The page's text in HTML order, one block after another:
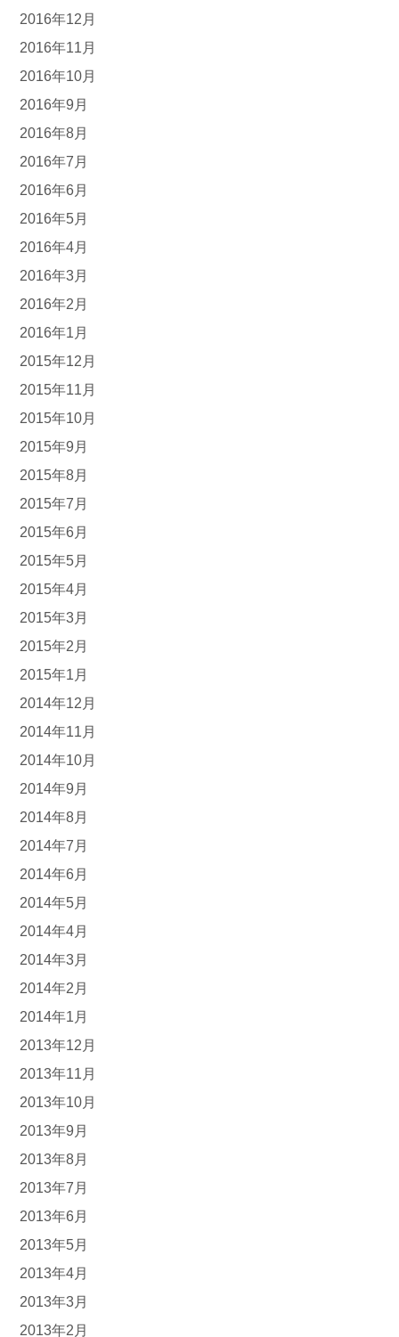
2016年12月
2016年11月
2016年10月
2016年9月
2016年8月
2016年7月
2016年6月
2016年5月
2016年4月
2016年3月
2016年2月
2016年1月
2015年12月
2015年11月
2015年10月
2015年9月
2015年8月
2015年7月
2015年6月
2015年5月
2015年4月
2015年3月
2015年2月
2015年1月
2014年12月
2014年11月
2014年10月
2014年9月
2014年8月
2014年7月
2014年6月
2014年5月
2014年4月
2014年3月
2014年2月
2014年1月
2013年12月
2013年11月
2013年10月
2013年9月
2013年8月
2013年7月
2013年6月
2013年5月
2013年4月
2013年3月
2013年2月